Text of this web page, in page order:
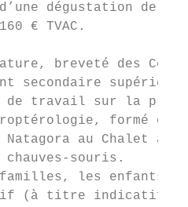
dégustation de
€ TVAC.
breveté des
secondaire
de travail sur la
formé en
Natagora au Chalet
souris.
les enfants et
(à titre indicatif) :